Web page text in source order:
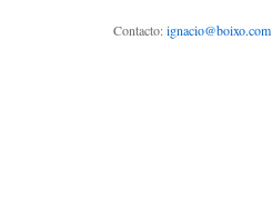
Contacto:ignacio@boixo.com